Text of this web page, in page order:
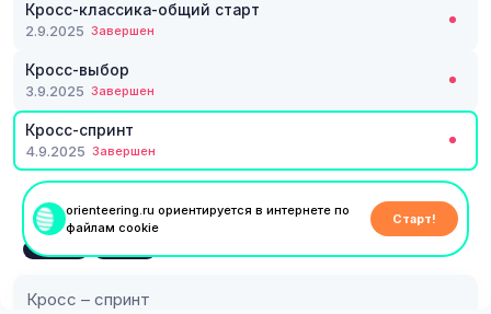
Кросс-классика-общий старт
2.9.2025 Завершен
Кросс-выбор
3.9.2025 Завершен
Кросс-спринт
4.9.2025 Завершен
4 сентября
Спринт
0
Кросс – спринт
orienteering.ru ориентируется в интернете по
файлам cookie
Старт!